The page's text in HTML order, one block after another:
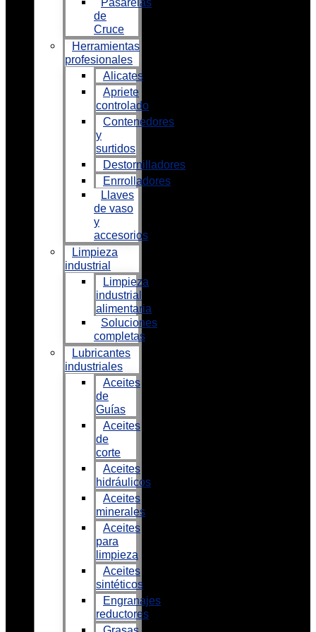
Pasarelas
de
Cruce
Herramientas
profesionales
Alicates
Apriete
controlado
Contenedores
y
surtidos
Destornilladores
Enrrolladores
Llaves
de vaso
y
accesorios
Limpieza
industrial
Limpieza
industrial
alimentaria
Soluciones
completas
Lubricantes
industriales
Aceites
de
Guías
Aceites
de
corte
Aceites
hidráulicos
Aceites
minerales
Aceites
para
limpieza
Aceites
sintéticos
Engranajes
reductores